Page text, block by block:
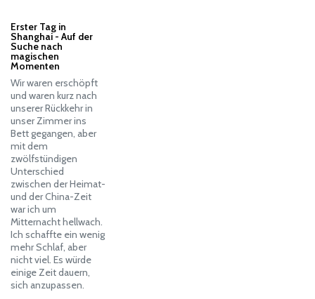
Erster Tag in
Shanghai - Auf der
Suche nach
magischen
Momenten
Wir waren erschöpft
und waren kurz nach
unserer Rückkehr in
unser Zimmer ins
Bett gegangen, aber
mit dem
zwölfstündigen
Unterschied
zwischen der Heimat-
und der China-Zeit
war ich um
Mitternacht hellwach.
Ich schaffte ein wenig
mehr Schlaf, aber
nicht viel. Es würde
einige Zeit dauern,
sich anzupassen.